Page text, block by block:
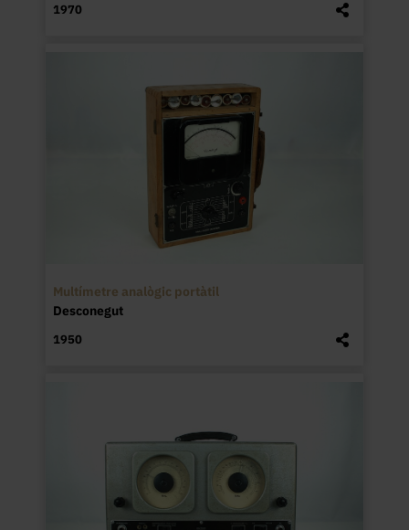
1970
Multímetre analògic portàtil
Desconegut
1950